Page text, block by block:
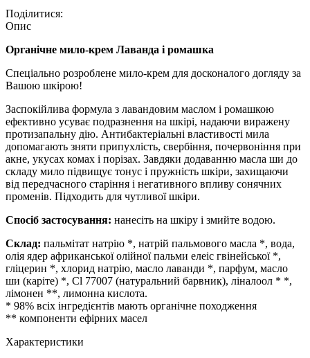
Поділитися:
Опис
Органічне мило-крем Лаванда і ромашка
Спеціально розроблене мило-крем для досконалого догляду за
Вашою шкірою!
Заспокійлива формула з лавандовим маслом і ромашкою
ефективно усуває подразнення на шкірі, надаючи виражену
протизапальну дію. Антибактеріальні властивості мила
допомагають зняти припухлість, свербіння, почервоніння при
акне, укусах комах і порізах. Завдяки додаванню масла ши до
складу мило підвищує тонус і пружність шкіри, захищаючи
від передчасного старіння і негативного впливу сонячних
променів. Підходить для чутливої шкіри.
Спосіб застосування: нанесіть на шкіру і змийте водою.
Склад: пальмітат натрію *, натрій пальмового масла *, вода,
олія ядер африканської олійної пальми елеіс гвінейської *,
гліцерин *, хлорид натрію, масло лаванди *, парфум, масло
ши (каріте) *, Cl 77007 (натуральний барвник), ліналоол * *,
лімонен **, лимонна кислота.
* 98% всіх інгредієнтів мають органічне походження
** компоненти ефірних масел
Характеристики